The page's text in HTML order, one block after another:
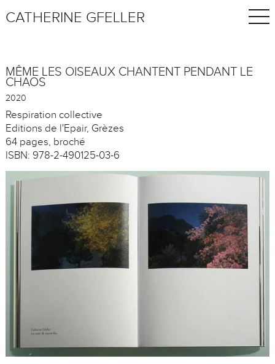
CATHERINE GFELLER
MÊME LES OISEAUX CHANTENT PENDANT LE
CHAOS
2020
Respiration collective
Editions de l'Epair, Grèzes
64 pages, broché
ISBN: 978-2-490125-03-6